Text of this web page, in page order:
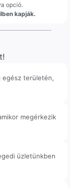
opció.
kapják.
egész területén,
megérkezik
üzletünkben